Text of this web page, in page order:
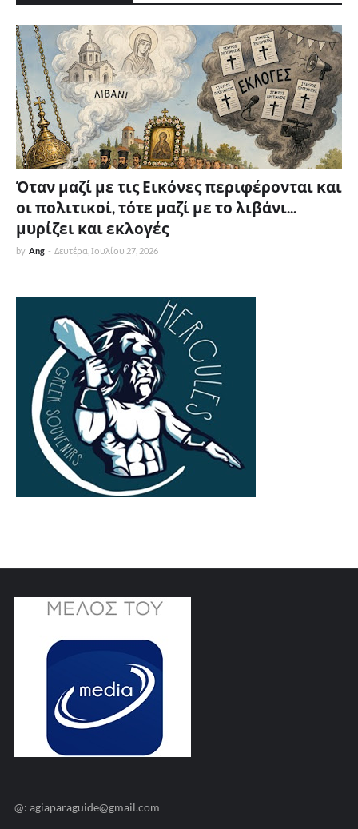
Όταν μαζί με τις Εικόνες περιφέρονται και
οι πολιτικοί, τότε μαζί με το λιβάνι...
μυρίζει και εκλογές
by Ang - Δευτέρα, Ιουλίου 27, 2026
@: agiaparaguide@gmail.com